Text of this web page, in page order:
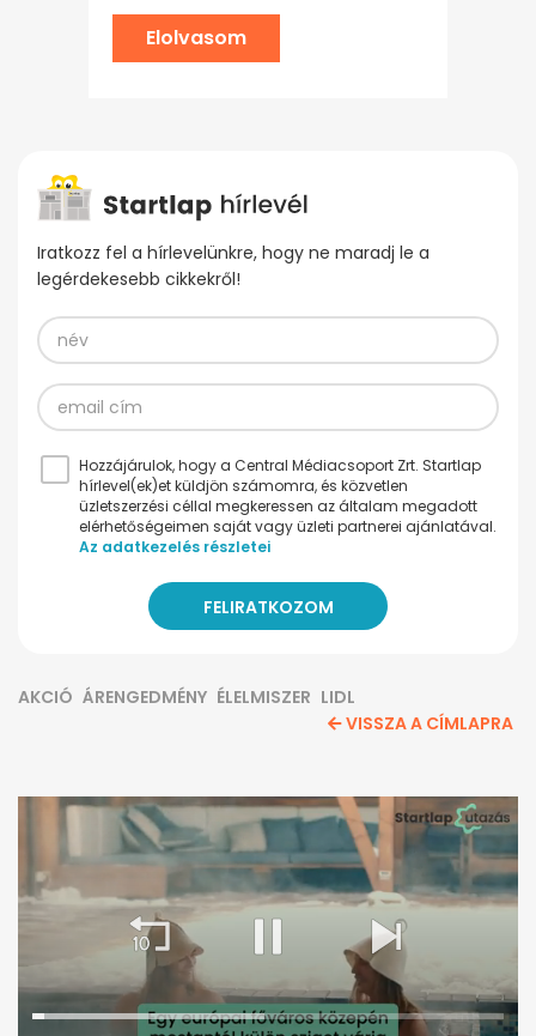
Elolvasom
Iratkozz fel a hírlevelünkre, hogy ne maradj le a
legérdekesebb cikkekről!
Hozzájárulok, hogy a Central Médiacsoport Zrt. Startlap
hírlevel(ek)et küldjön számomra, és közvetlen
üzletszerzési céllal megkeressen az általam megadott
elérhetőségeimen saját vagy üzleti partnerei ajánlatával.
Az adatkezelés részletei
AKCIÓ ÁRENGEDMÉNY ÉLELMISZER LIDL
VISSZA A CÍMLAPRA